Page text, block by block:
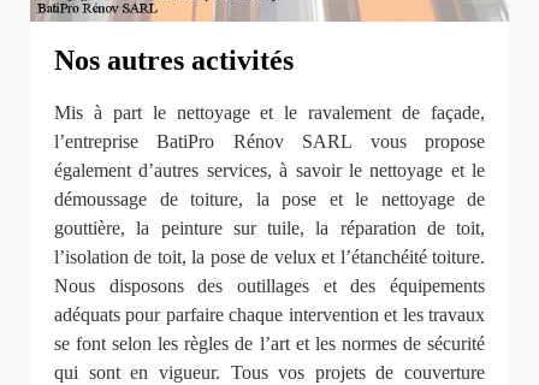
Nos autres activités
Mis à part le nettoyage et le ravalement de façade,
l’entreprise BatiPro Rénov SARL vous propose
également d’autres services, à savoir le nettoyage et le
démoussage de toiture, la pose et le nettoyage de
gouttière, la peinture sur tuile, la réparation de toit,
l’isolation de toit, la pose de velux et l’étanchéité toiture.
Nous disposons des outillages et des équipements
adéquats pour parfaire chaque intervention et les travaux
se font selon les règles de l’art et les normes de sécurité
qui sont en vigueur. Tous vos projets de couverture